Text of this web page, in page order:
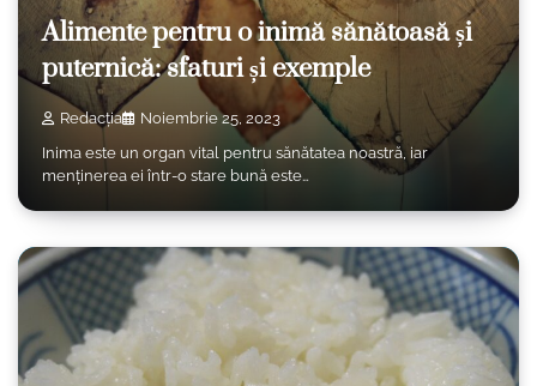
Alimente pentru o inimă sănătoasă și
puternică: sfaturi și exemple
Redacția
Noiembrie 25, 2023
Inima este un organ vital pentru sănătatea noastră, iar
menținerea ei într-o stare bună este…